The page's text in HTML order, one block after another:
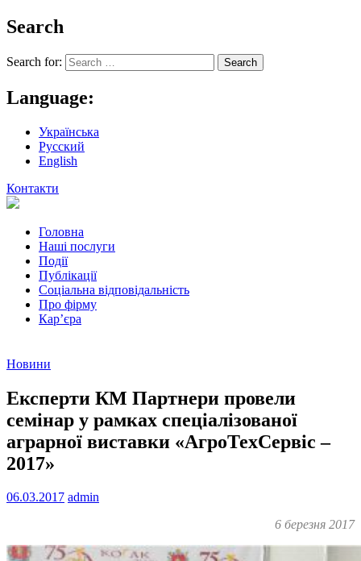
Search
Search for:
Language:
Українська
Русский
English
Контакти
Головна
Наші послуги
Події
Публікації
Соціальна відповідальність
Про фiрму
Кар’єра
Новини
Експерти КМ Партнери провели
семінар у рамках спеціалізованої
аграрної виставки «АгроТехСервіс –
2017»
06.03.2017 admin
6 березня 2017